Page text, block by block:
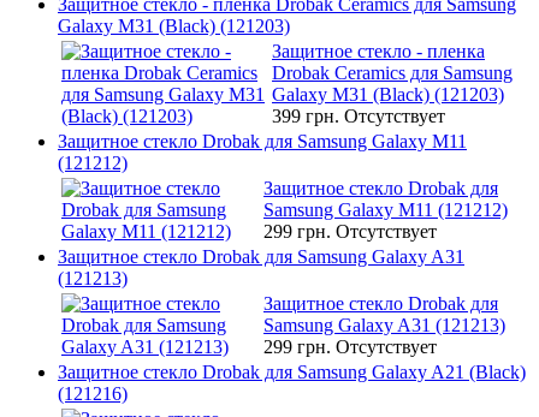
Galaxy M31 (Black) (121203)
Защитное стекло - пленка
Drobak Ceramics для Samsung
Galaxy M31 (Black) (121203)
399 грн. Отсутствует
Защитное стекло Drobak для Samsung Galaxy M11
(121212)
Защитное стекло Drobak для
Samsung Galaxy M11 (121212)
299 грн. Отсутствует
Защитное стекло Drobak для Samsung Galaxy A31
(121213)
Защитное стекло Drobak для
Samsung Galaxy A31 (121213)
299 грн. Отсутствует
Защитное стекло Drobak для Samsung Galaxy A21 (Black)
(121216)